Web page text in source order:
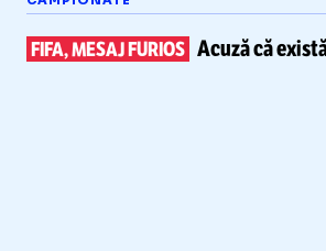
FIFA, MESAJ FURIOS Acuză că